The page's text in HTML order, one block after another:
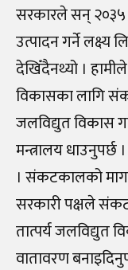
सरकारले सन् २०३५
उत्पादन गर्ने लक्ष्य
देखिँदैनथ्यो ।
विकासका लागि
जलविद्युत विकास
मन्त्रालय
। संकटकालको माग
सरकारी पक्षले
तात्पर्य जलविद्युत
वातावरण